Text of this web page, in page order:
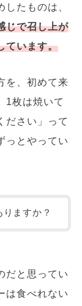
たものは、
じで召し上が
ています。
を、初めて来
1枚は焼いて
ださい」って
っとやってい
ますか？
だと思ってい
は食べれない